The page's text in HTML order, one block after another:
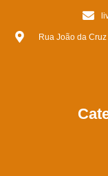
Rua João da